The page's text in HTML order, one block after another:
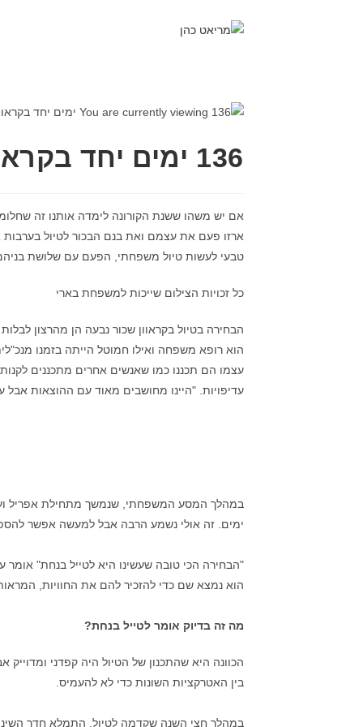
136 ימים יחד בקראוון
אם יש משהו ששנת הקורונה לימדה אותנו זה
ארזו פעם את עצמם ואת בנם הבכור לטיול
טבעי לעשות טיול משפחתי, הפעם עם שלושת בניהם: תומר (10 בזמן הטיול),
כל זכויות הצילום שייכות למשפחת בארי
הבחירה בטיול בקראוון שכור נבעה הן מהרצון
הוא רופא משפחה ואילו חמוטל הייתה בזמנו
עצמו הם תכננו כמו שאנשים אחרים מתכננים
עדיפויות. "היינו מחושבים מאוד עם ההוצאות
ימים. זה אולי נשמע הרבה אבל למעשה אפשר להספיק
"הבחירה הכי טובה שעשינו היא לטייל בנחת" אומר
הוא נמצא שם כדי להזכיר להם את החוויות,
מה זה בדיוק אומר לטייל בנחת?
הכוונה היא שהתכנון של הטיול היה קפדני
בין האטרקציות השונות כדי לא להעמיס.
במהלך חצי השנה שקדמה לטיול, התמלא חדר